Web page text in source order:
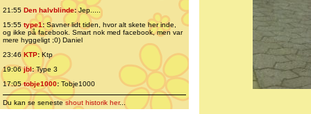
21:55 Den halvblinde:Jep.....
15:55 type1:Savner lidt tiden, hvor alt skete her inde,
og ikke på facebook. Smart nok med facebook, men var
mere hyggeligt ;0) Daniel
23:46 KTP:Ktp
19:06jbl:Type 3
17:05tobje1000: Tobje1000
Du kan se senesteshout historik her...